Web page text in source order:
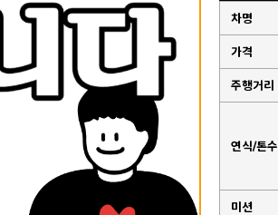
차명
가격
주행거리
연식/톤수
미션